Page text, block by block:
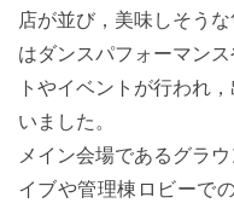
店が並び，美味しそう
はダンスパフォーマン
トやイベントが行われ
いました。
メイン会場であるグラ
イブや管理棟ロビーで